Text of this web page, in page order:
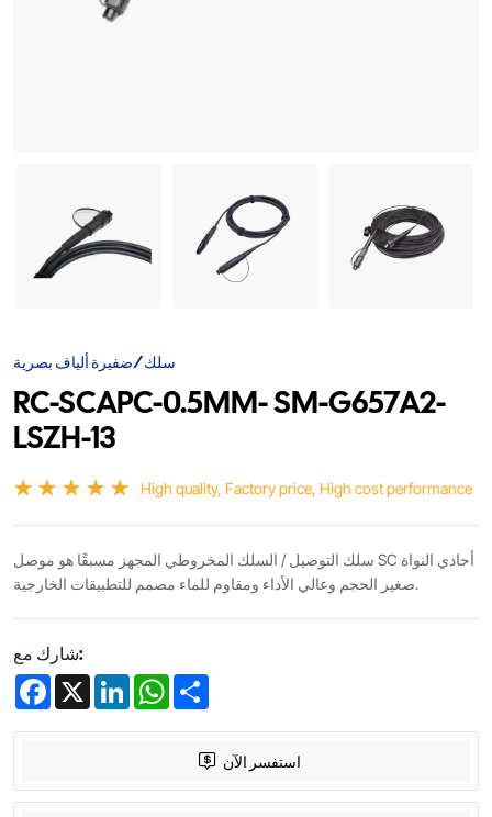
سلك/ضفيرة ألياف بصرية
RC-SCAPC-0.5MM- SM-G657A2-
LSZH-13
High quality, Factory price, High cost performance
سلك التوصيل / السلك المخروطي المجهز مسبقًا هو موصل SC أحادي النواة
صغير الحجم وعالي الأداء ومقاوم للماء مصمم للتطبيقات الخارجية.
شارك مع:
Facebook
X LinkedInWhatsApp
استفسر الآن